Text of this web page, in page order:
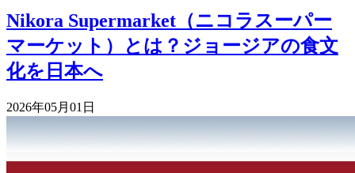
Nikora Supermarket（ニコラスーパー
マーケット）とは？ジョージアの食文
化を日本へ
2026年05月01日